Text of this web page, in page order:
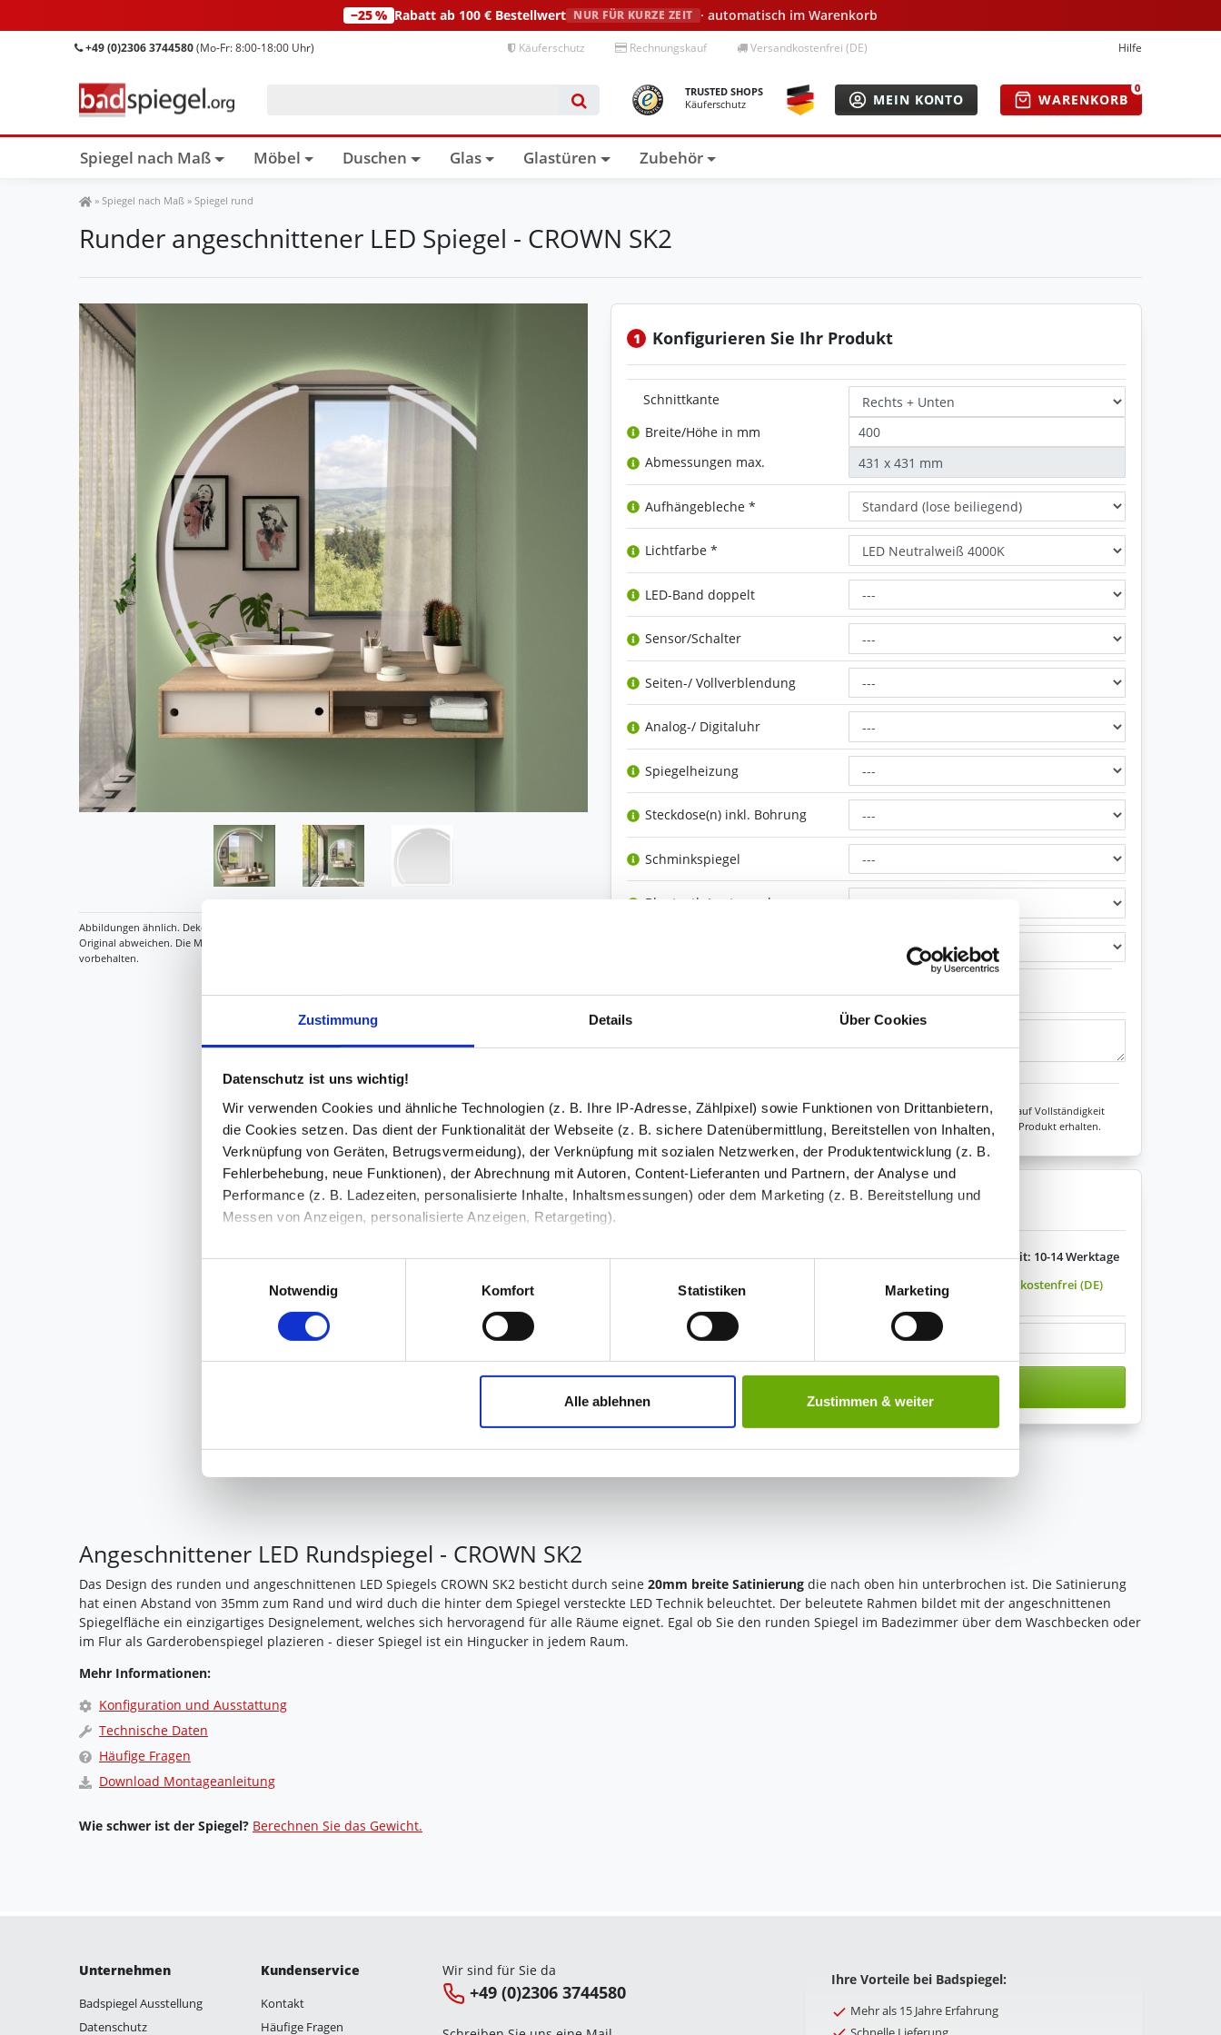
Zustimmung Details Über Cookies
Datenschutz ist uns wichtig!
Wir verwenden Cookies und ähnliche Technologien (z. B. Ihre IP-Adresse, Zählpixel) sowie Funktionen von Drittanbietern,
die Cookies setzen. Das dient der Funktionalität der Webseite (z. B. sichere Datenübermittlung, Bereitstellen von Inhalten,
Verknüpfung von Geräten, Betrugsvermeidung), der Verknüpfung mit sozialen Netzwerken, der Produktentwicklung (z. B.
Fehlerbehebung, neue Funktionen), der Abrechnung mit Autoren, Content-Lieferanten und Partnern, der Analyse und
Performance (z. B. Ladezeiten, personalisierte Inhalte, Inhaltsmessungen) oder dem Marketing (z. B. Bereitstellung und
Messen von Anzeigen, personalisierte Anzeigen, Retargeting).
Die Einzelheiten können Sie unter Datenschutz nachlesen. Über den Link "Cookies" am Seitenende können Sie mehr über
die eingesetzten Technologien und Partner erfahren und die von Ihnen gewünschten Einstellungen vornehmen.
Indem Sie auf den Button "Zustimmen" klicken, willigen Sie in die Verarbeitung Ihrer personenbezogenen Daten zu den
Impressum|Datenschutz
Notwendig
Komfort Statistiken Marketing
Alle ablehnen Zustimmen & weiter
−25 % Rabatt ab 100 € Bestellwert NUR FÜR KURZE ZEIT · automatisch im Warenkorb
+49 (0)2306 3744580(Mo-Fr: 8:00-18:00 Uhr) Käuferschutz Rechnungskauf Versandkostenfrei (DE) Hilfe
TRUSTED SHOPS
Käuferschutz
MEIN KONTO WARENKORB
0
Spiegel nach Maß Möbel Duschen Glas Glastüren Zubehör
Spiegel Shop
» Spiegel nach Maß » Spiegel rund
Runder angeschnittener LED Spiegel - CROWN SK2
1 Konfigurieren Sie Ihr Produkt
Schnittkante
Breite/Höhe in mm
Abmessungen max.
Aufhängebleche *
Lichtfarbe *
LED-Band doppelt
Sensor/Schalter
Seiten-/ Vollverblendung
Analog-/ Digitaluhr
Spiegelheizung
Steckdose(n) inkl. Bohrung
Schminkspiegel
Bluetooth Lautsprecher
Kanten
Bestell-Check (kostenlos) Unsere Experten prüfen jede Konfiguration auf Vollständigkeit
und Kompatibilität. So können Sie sich sicher sein, dass Sie immer ein fehlerfreies Produkt erhalten.
2 Produkt in den Warenkorb legen
273,99 €
Preis inkl. MwSt
Lieferzeit: 10-14 Werktage
Versandkostenfrei (DE)
Anzahl / Menge
Angeschnittener LED Rundspiegel - CROWN SK2
Das Design des runden und angeschnittenen LED Spiegels CROWN SK2 besticht durch seine 20mm breite Satinierung die nach oben hin unterbrochen ist. Die Satinierung
hat einen Abstand von 35mm zum Rand und wird duch die hinter dem Spiegel versteckte LED Technik beleuchtet. Der beleutete Rahmen bildet mit der angeschnittenen
Spiegelfläche ein einzigartiges Designelement, welches sich hervoragend für alle Räume eignet. Egal ob Sie den runden Spiegel im Badezimmer über dem Waschbecken oder
im Flur als Garderobenspiegel plazieren - dieser Spiegel ist ein Hingucker in jedem Raum.
Mehr Informationen:
Konfiguration und Ausstattung
Technische Daten
Häufige Fragen
Download Montageanleitung
Wie schwer ist der Spiegel? Berechnen Sie das Gewicht.
Unternehmen
Badspiegel Ausstellung
Datenschutz
Kundenservice
Kontakt
Häufige Fragen
Wir sind für Sie da
+49 (0)2306 3744580
Ihre Vorteile bei Badspiegel:
Mehr als 15 Jahre Erfahrung